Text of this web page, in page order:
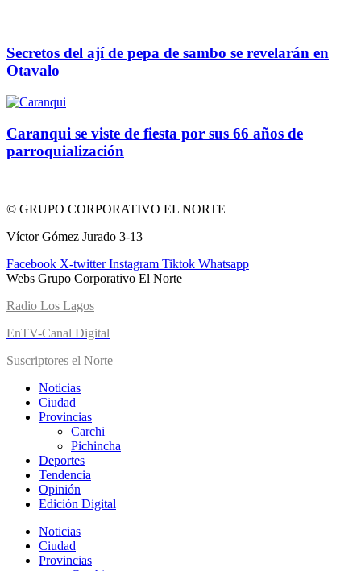
Secretos del ají de pepa de sambo se revelarán en
Otavalo
Caranqui se viste de fiesta por sus 66 años de
parroquialización
© GRUPO CORPORATIVO EL NORTE
Víctor Gómez Jurado 3-13
Facebook X-twitter Instagram Tiktok Whatsapp
Webs Grupo Corporativo El Norte
Radio Los Lagos
EnTV-Canal Digital
Suscriptores el Norte
Noticias
Ciudad
Provincias
Carchi
Pichincha
Deportes
Tendencia
Opinión
Edición Digital
Noticias
Ciudad
Provincias